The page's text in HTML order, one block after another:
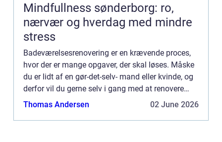
Mindfullness sønderborg: ro,
nærvær og hverdag med mindre
stress
Badeværelsesrenovering er en krævende proces,
hvor der er mange opgaver, der skal løses. Måske
du er lidt af en gør-det-selv- mand eller kvinde, og
derfor vil du gerne selv i gang med at renovere
nogle af tingene ude på badeværelset. Hvis du
Thomas Andersen 02 June 2026